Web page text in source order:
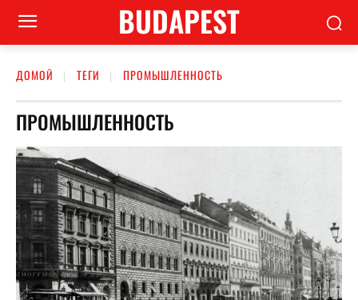
BUDAPEST
ДОМОЙ ТЕГИ ПРОМЫШЛЕННОСТЬ
ПРОМЫШЛЕННОСТЬ